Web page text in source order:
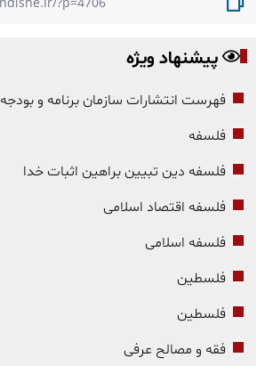
پیشنهاد ویژه
فهرست انتشارات سازمان برنامه و بودجه
فلسفه
فلسفه دین تبیین براهین اثبات خدا
فلسفه اقتصاد اسلامی
فلسفه اسلامی
فلسطین
فلسطین
فقه و مصالح عرفی